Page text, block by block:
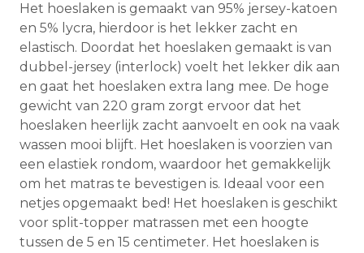
Het hoeslaken is gemaakt van 95% jersey-katoen
en 5% lycra, hierdoor is het lekker zacht en
elastisch. Doordat het hoeslaken gemaakt is van
dubbel-jersey (interlock) voelt het lekker dik aan
en gaat het hoeslaken extra lang mee. De hoge
gewicht van 220 gram zorgt ervoor dat het
hoeslaken heerlijk zacht aanvoelt en ook na vaak
wassen mooi blijft. Het hoeslaken is voorzien van
een elastiek rondom, waardoor het gemakkelijk
om het matras te bevestigen is. Ideaal voor een
netjes opgemaakt bed! Het hoeslaken is geschikt
voor split-topper matrassen met een hoogte
tussen de 5 en 15 centimeter. Het hoeslaken is